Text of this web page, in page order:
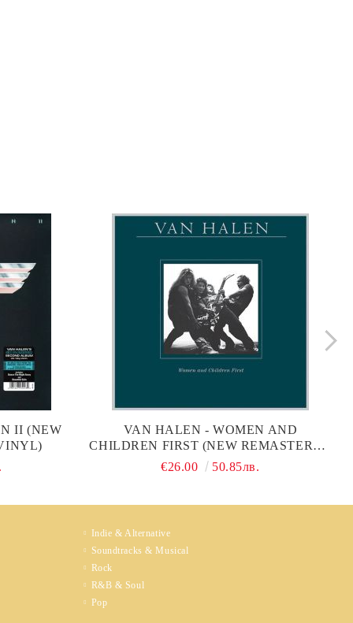
II (NEW
VAN HALEN - WOMEN AND
CHILDREN FIRST (NEW REMASTERED
2015) (VINYL)
€26.00 50.85лв.
Indie & Alternative
Soundtracks & Musical
Rock
R&B & Soul
Pop